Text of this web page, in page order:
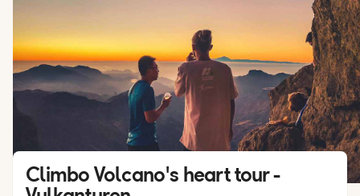
Vis bilder
Climbo Volcano's heart tour -